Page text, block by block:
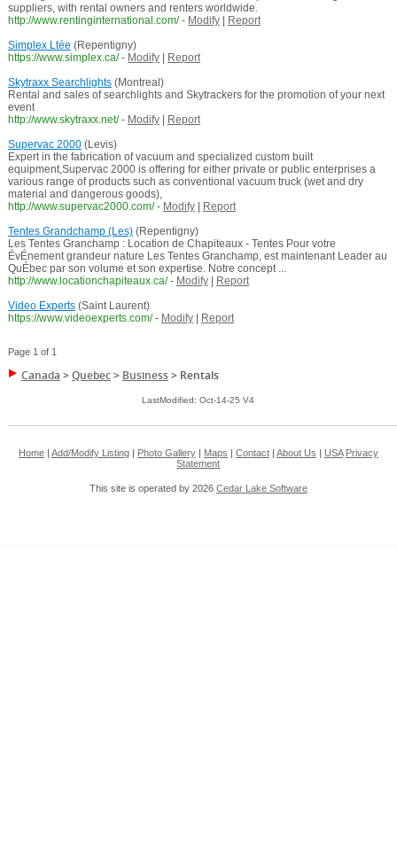
suppliers, with rental owners and renters worldwide.
http://www.rentinginternational.com/ - Modify|
Report
Simplex Ltée (Repentigny)
https://www.simplex.ca/ - Modify|
Report
Skytraxx Searchlights(Montreal)
Rental and sales of searchlights and Skytrackers for the promotion of your next
event
http://www.skytraxx.net/ - Modify|
Report
Supervac 2000(Levis)
Expert in the fabrication of vacuum and specialized custom built
equipment,Supervac 2000 is offering for either private or public enterprises a
various range of products such as conventional vacuum truck (wet and dry
material and dangerous goods),
http://www.supervac2000.com/ - Modify|
Report
Tentes Grandchamp (Les)(Repentigny)
Les Tentes Granchamp : Location de Chapiteaux - Tentes Pour votre
ÉvÉnement grandeur nature Les Tentes Granchamp, est maintenant Leader au
QuÉbec par son volume et son expertise. Notre concept ...
http://www.locationchapiteaux.ca/ - Modify|
Report
Video Experts(Saint Laurent)
https://www.videoexperts.com/ - Modify| Report
Page 1 of 1
Canada >Quebec> Business> Rentals
LastModified: Oct-14-25 V4
Home| Add/Modify Listing| Photo Gallery| Maps Contact| About Us USA Privacy
Statement
This site is operated by 2026 Cedar Lake Software